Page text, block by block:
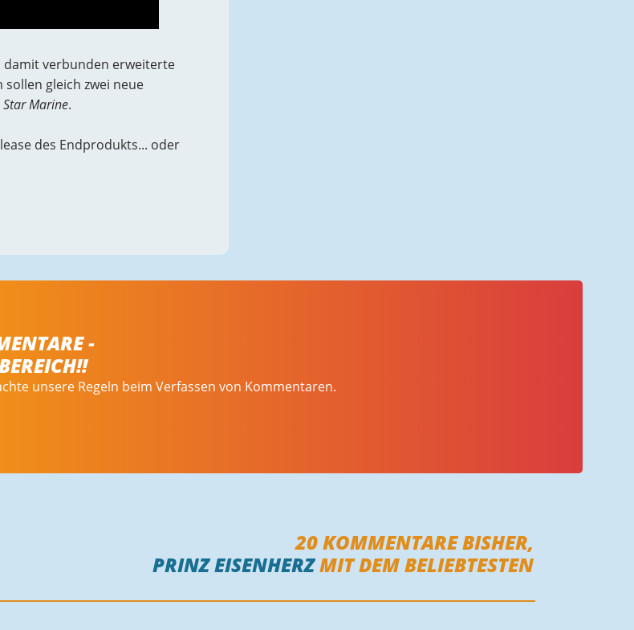
damit verbunden erweiterte
gleich zwei neue
Star Marine.
des Endprodukts... oder
-
unsere Regeln beim Verfassen von Kommentaren.
20KOMMENTARE BISHER,
PRINZ EISENHERZMIT DEM BELIEBTESTEN